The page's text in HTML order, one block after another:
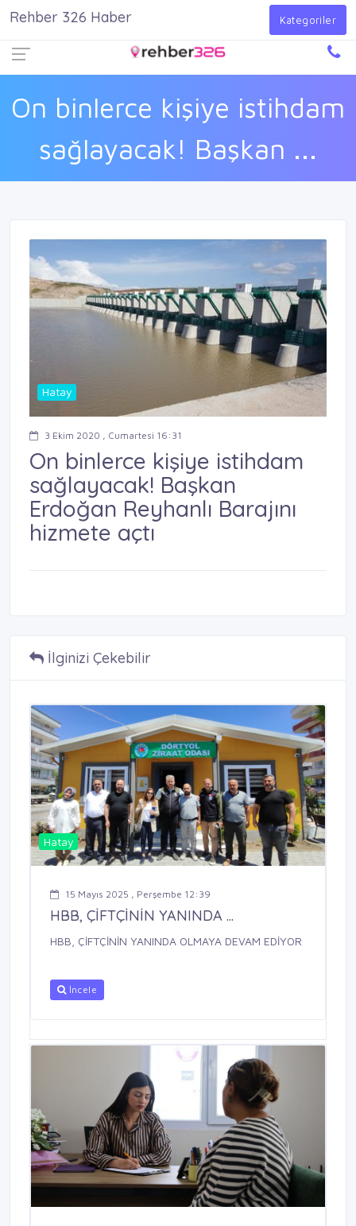
Giriş Yap
On binlerce kişiye istihdam
sağlayacak! Başkan ...
Rehber 326 Haber Kategoriler
Hatay
3 Ekim 2020 , Cumartesi 16:31
On binlerce kişiye istihdam
sağlayacak! Başkan
Erdoğan Reyhanlı Barajını
hizmete açtı
İlginizi Çekebilir
Hatay
15 Mayıs 2025 , Perşembe 12:39
HBB, ÇİFTÇİNİN YANINDA ...
HBB, ÇİFTÇİNİN YANINDA OLMAYA DEVAM EDİYOR
İncele